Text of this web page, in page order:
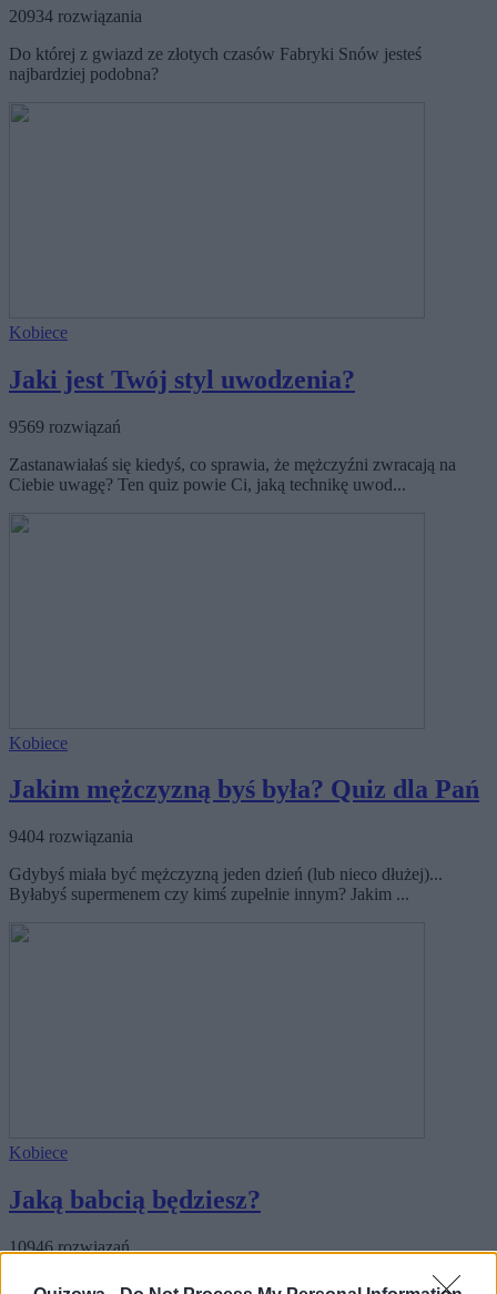
20934 rozwiązania
Do której z gwiazd ze złotych czasów Fabryki Snów jesteś
najbardziej podobna?
Kobiece
Jaki jest Twój styl uwodzenia?
9569 rozwiązań
Zastanawiałaś się kiedyś, co sprawia, że mężczyźni zwracają na
Ciebie uwagę? Ten quiz powie Ci, jaką technikę uwod...
Kobiece
Jakim mężczyzną byś była? Quiz dla Pań
9404 rozwiązania
Gdybyś miała być mężczyzną jeden dzień (lub nieco dłużej)...
Byłabyś supermenem czy kimś zupełnie innym? Jakim ...
Kobiece
Jaką babcią będziesz?
10946 rozwiązań
Zrzędliwa staruszka, a może pełna poweru babcia, którą trudno